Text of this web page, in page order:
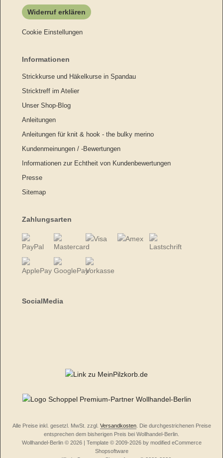
Widerruf erklären
Cookie Einstellungen
Informationen
Strickkurse und Häkelkurse in Spandau
Stricktreff im Atelier
Unser Shop-Blog
Anleitungen
Anleitungen für knit & hook - the bulky merino
Kundenmeinungen / -Bewertungen
Informationen zur Echtheit von Kundenbewertungen
Presse
Sitemap
Zahlungsarten
SocialMedia
Alle Preise inkl. gesetzl. MwSt. zzgl. Versandkosten. Die durchgestrichenen Preise
entsprechen dem bisherigen Preis bei Wollhandel-Berlin.
Wollhandel-Berlin © 2026 | Template © 2009-2026 by modified eCommerce
Shopsoftware